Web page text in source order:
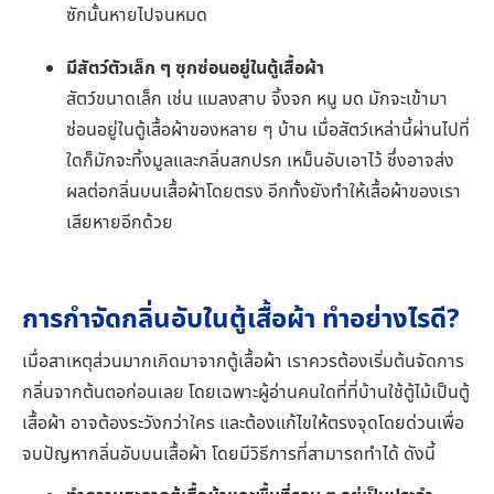
ซักนั้นหายไปจนหมด
มีสัตว์ตัวเล็ก ๆ ซุกซ่อนอยู่ในตู้เสื้อผ้า
สัตว์ขนาดเล็ก เช่น แมลงสาบ จิ้งจก หนู มด มักจะเข้ามา
ซ่อนอยู่ในตู้เสื้อผ้าของหลาย ๆ บ้าน เมื่อสัตว์เหล่านี้ผ่านไปที่
ใดก็มักจะทิ้งมูลและกลิ่นสกปรก เหม็นอับเอาไว้ ซึ่งอาจส่ง
ผลต่อกลิ่นบนเสื้อผ้าโดยตรง อีกทั้งยังทำให้เสื้อผ้าของเรา
เสียหายอีกด้วย
การกำจัดกลิ่นอับในตู้เสื้อผ้า ทำอย่างไรดี?
เมื่อสาเหตุส่วนมากเกิดมาจากตู้เสื้อผ้า เราควรต้องเริ่มต้นจัดการ
กลิ่นจากต้นตอก่อนเลย โดยเฉพาะผู้อ่านคนใดที่ที่บ้านใช้ตู้ไม้เป็นตู้
เสื้อผ้า อาจต้องระวังกว่าใคร และต้องแก้ไขให้ตรงจุดโดยด่วนเพื่อ
จบปัญหากลิ่นอับบนเสื้อผ้า โดยมีวิธีการที่สามารถทำได้ ดังนี้